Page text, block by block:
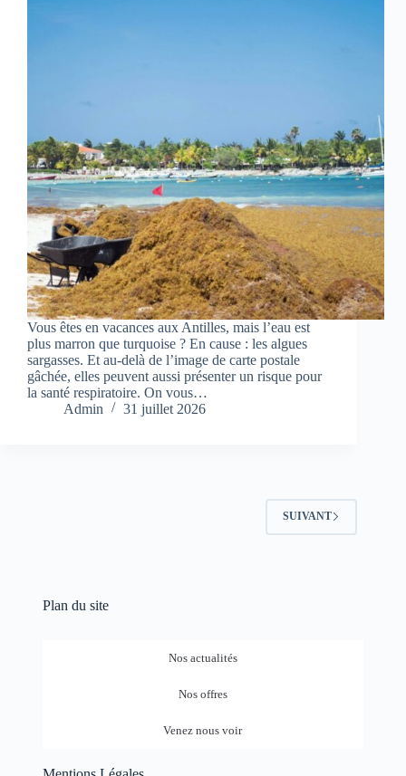
Vous êtes en vacances aux Antilles, mais l’eau est
plus marron que turquoise ? En cause : les algues
sargasses. Et au-delà de l’image de carte postale
gâchée, elles peuvent aussi présenter un risque pour
la santé respiratoire. On vous…
Admin
31 juillet 2026
SUIVANT
Plan du site
Nos actualités
Nos offres
Venez nous voir